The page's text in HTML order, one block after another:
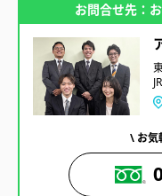
お問合せ先：
\ お気